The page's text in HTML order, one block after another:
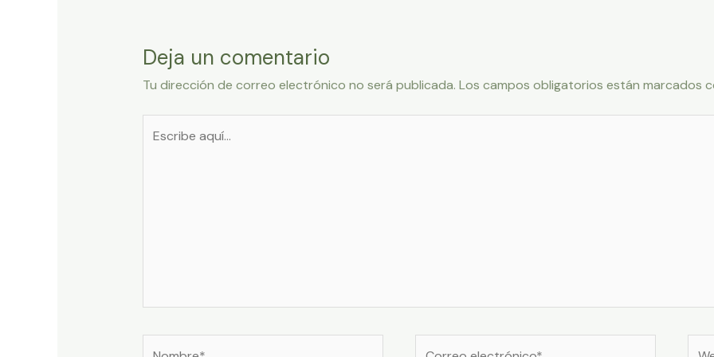
Deja un comentario
Tu dirección de correo electrónico no será publicada. Los campos obligatorios están marcados